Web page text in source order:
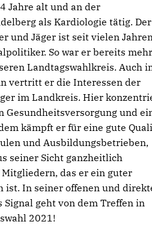
Jahre alt und an der
als Kardiologie tätig. Der
und Jäger ist seit vielen
So war er bereits
Landtagswahlkreis. Auch
vertritt er die Interessen der
im Landkreis. Hier
Gesundheitsversorgung und
kämpft er für eine gute
und Ausbildungsbetrieben,
seiner Sicht ganzheitlich
das er ein guter
ist. In seiner offenen und
geht von dem Treffen in
2021!